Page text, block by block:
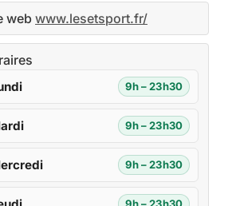
web www.lesetsport.fr/
9h – 23h30
9h – 23h30
9h – 23h30